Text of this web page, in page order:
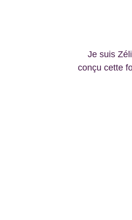
Je suis
conçu cette